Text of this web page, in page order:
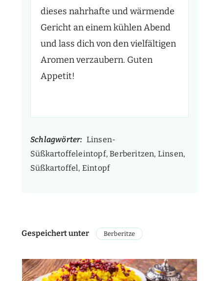
dieses nahrhafte und wärmende
Gericht an einem kühlen Abend
und lass dich von den vielfältigen
Aromen verzaubern. Guten
Appetit!
Schlagwörter: Linsen-
Süßkartoffeleintopf, Berberitzen, Linsen,
Süßkartoffel, Eintopf
Gespeichert unter Berberitze